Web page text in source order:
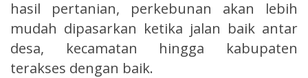
hasil pertanian, perkebunan akan lebih
mudah dipasarkan ketika jalan baik antar
desa, kecamatan hingga kabupaten
terakses dengan baik.